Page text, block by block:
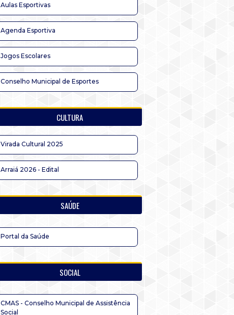
Aulas Esportivas
Agenda Esportiva
Jogos Escolares
Conselho Municipal de Esportes
CULTURA
Virada Cultural 2025
Arraiá 2026 - Edital
SAÚDE
Portal da Saúde
SOCIAL
CMAS - Conselho Municipal de Assistência
Social